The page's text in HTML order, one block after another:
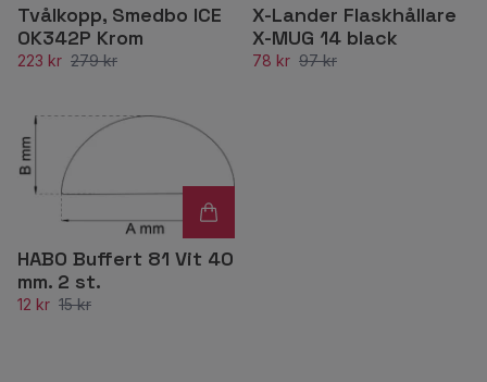
Tvålkopp, Smedbo ICE
OK342P Krom
223 kr 279 kr
X-Lander Flaskhållare
X-MUG 14 black
78 kr 97 kr
HABO Buffert 81 Vit 40
mm. 2 st.
12 kr 15 kr